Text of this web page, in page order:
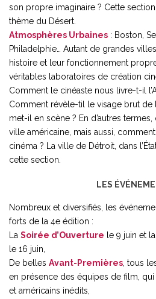
son propre imaginaire ? Cette
thème du Désert.
Atmosphères Urbaines : Boston,
Philadelphie… Autant de grandes
histoire et leur fonctionnement
véritables laboratoires de création
Comment le cinéaste nous livre-t-il
Comment révèle-til le visage brut
met-il en scène ? En d’autres
ville américaine, mais aussi,
cinéma ? La ville de Détroit, dans
cette section.
LES
Nombreux et diversifiés, les
forts de la 4e édition :
La Soirée d’Ouverture le 9 juin et la
le 16 juin,
De belles Avant-Premières , tous
en présence des équipes de film,
et américains inédits,